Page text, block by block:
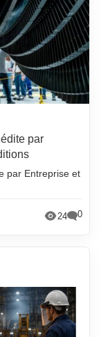
par
par Entreprise et
24 0